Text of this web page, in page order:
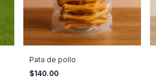
Pata de pollo
$140.00